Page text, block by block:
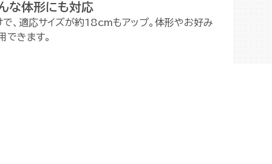
な体形にも対応
、適応サイズが約18cmもアップ。体形やお好み
きます。